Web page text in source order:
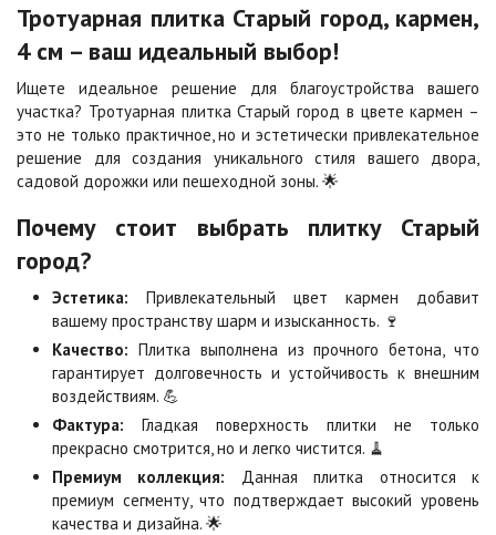
1 040 ₽ /м
940 ₽/м
Каир
1 040 ₽/м2
Кармен
1 040 ₽/м2
Клинкер
Конго
840 ₽
/м 2
840 ₽/м2
Листопад
1 040 ₽/м 2
Меланж
Мокко
1 040 ₽/м2
Неаполь
1 040 ₽/м2
Тротуарная плитка Старый город, кармен,
4 см – ваш идеальный выбор!
Ищете идеальное решение для благоустройства вашего
участка? Тротуарная плитка Старый город в цвете кармен –
это не только практичное, но и эстетически привлекательное
решение для создания уникального стиля вашего двора,
садовой дорожки или пешеходной зоны. 🌟
Почему стоит выбрать плитку Старый
город?
Эстетика: Привлекательный цвет кармен добавит
вашему пространству шарм и изысканность. 🍷
Качество: Плитка выполнена из прочного бетона, что
гарантирует долговечность и устойчивость к внешним
воздействиям. 💪
Фактура: Гладкая поверхность плитки не только
прекрасно смотрится, но и легко чистится. 🧹
Премиум коллекция: Данная плитка относится к
премиум сегменту, что подтверждает высокий уровень
качества и дизайна. 🌟